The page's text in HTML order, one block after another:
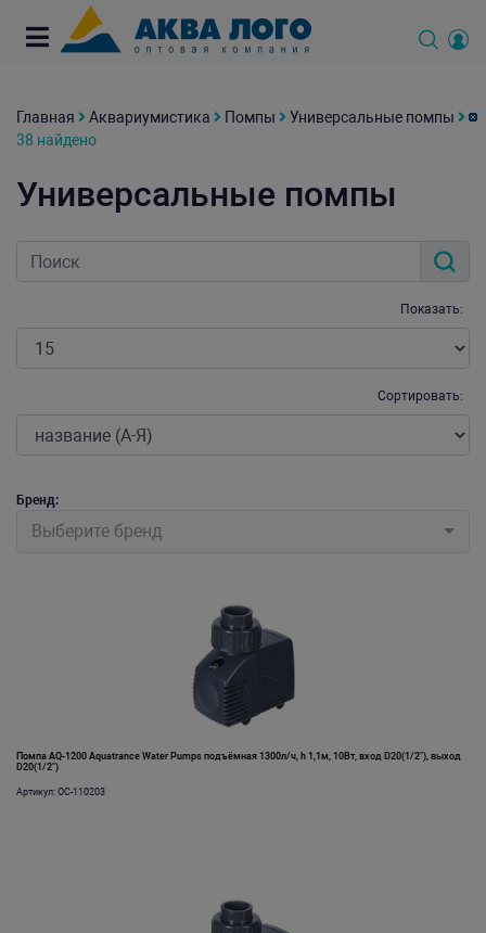
Главная Аквариумистика Помпы
Универсальные помпы
38 найдено
Универсальные помпы
Показать:
Сортировать:
Бренд:
Выберите бренд
Помпа AQ-1200 Aquatrance Water Pumps подъёмная 1300л/ч, h 1,1м, 10Вт, вход D20(1/2"), выход
D20(1/2")
Артикул: OC-110203